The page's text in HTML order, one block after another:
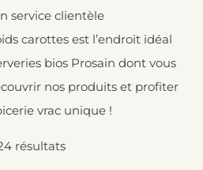
service clientèle
carottes est l’endroit idéal
bios Prosain dont vous
nos produits et profiter
vrac unique !
résultats